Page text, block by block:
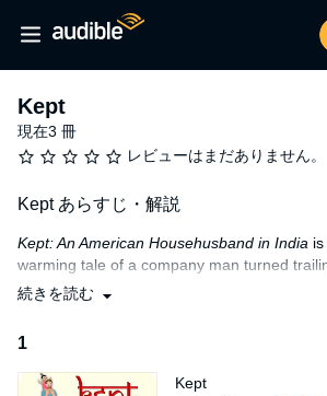
Kept
現在3 冊
レビューはまだありません。
Kept あらすじ・解説
Kept: An American Househusband in India
warming tale of a company man turned
wife gets his dream job and drags him
flee angry mobs, foil a terrorist plot and
assault.
続きを読む
1
Kept